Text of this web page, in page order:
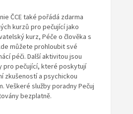
ČCE také pořádá zdarma
kurzů pro pečující jako
kurz, Péče o člověka s
můžete prohloubit své
péči. Další aktivitou jsou
pro pečující, které poskytují
zkušeností a psychickou
Veškeré služby poradny Pečuj
bezplatně.